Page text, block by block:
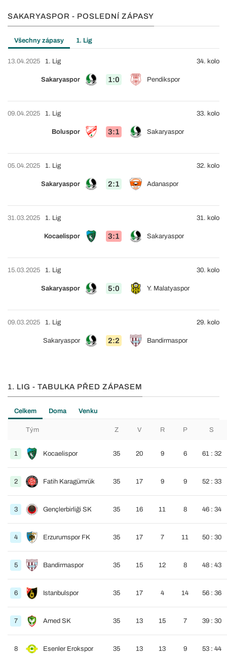
SAKARYASPOR - POSLEDNÍ ZÁPASY
Všechny zápasy 1. Lig
13.04.2025
Sakaryaspor 1:0 Pendikspor
1. Lig 34. kolo
09.04.2025
Boluspor 3:1 Sakaryaspor
1. Lig 33. kolo
05.04.2025
Sakaryaspor 2:1 Adanaspor
1. Lig 32. kolo
31.03.2025
Kocaelispor 3:1 Sakaryaspor
1. Lig 31. kolo
15.03.2025
Sakaryaspor 5:0 Y. Malatyaspor
1. Lig 30. kolo
09.03.2025
Sakaryaspor 2:2 Bandirmaspor
1. Lig 29. kolo
1. LIG - TABULKA PŘED ZÁPASEM
Celkem Doma Venku
Tým Z V R P S
1 Kocaelispor 35 20 9 6 61 : 32
2 Fatih Karagümrük 35 17 9 9 52 : 33
3 Gençlerbirliği SK 35 16 11 8 46 : 34
4 Erzurumspor FK 35 17 7 11 50 : 30
5 Bandirmaspor 35 15 12 8 48 : 43
6 Istanbulspor 35 17 4 14 56 : 36
7 Amed SK 35 13 15 7 39 : 30
8 Esenler Erokspor 35 13 13 9 53 : 44